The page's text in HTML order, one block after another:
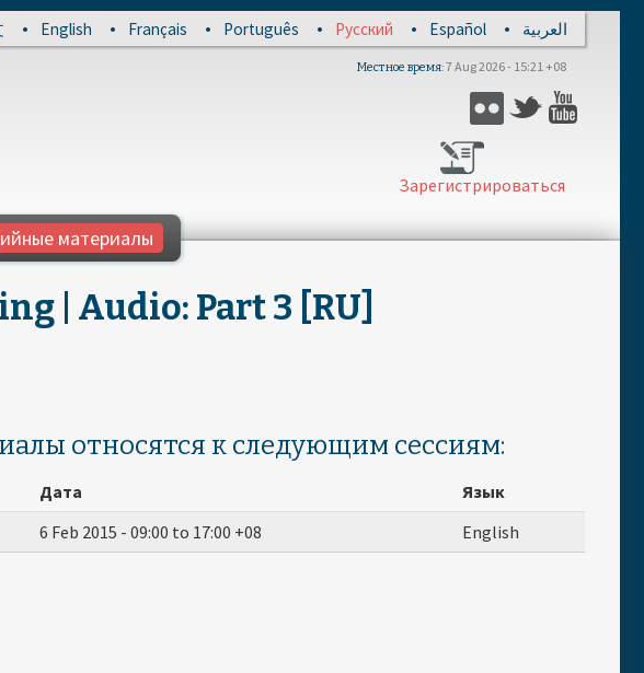
English Français Português Русский Español العربية
Местное время 7 Aug 2026 - 15:21 +08
Flickr Twitter
Зарегистрироваться
материалы
| Audio: Part 3 [RU]
относятся к следующим сессиям:
Дата
Язык
6 Feb 2015 - 09:00 to 17:00 +08 English